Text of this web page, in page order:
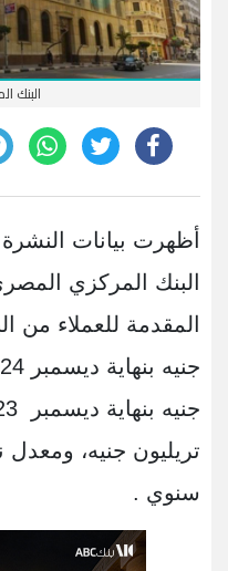
البنك
أظهرت بيانات
البنك المركزي
سنوي .